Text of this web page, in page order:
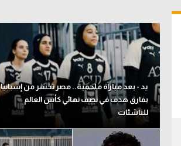
تحقيق في الجول
تقرير في الجول
تحليل في الجول
حكايات في الجول
كويز في الجول
فيديو في الجول
يد - بعد مباراة ملحمية.. مصر تخسر من إسبانيا
بفارق هدف في نصف نهائي كأس العالم
للناشئات